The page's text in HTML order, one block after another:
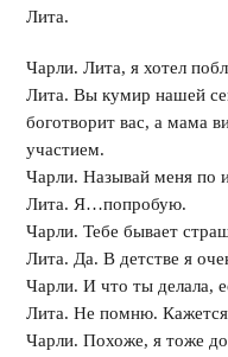
Лита.
Чарли. Лита, я хотел
Лита. Вы кумир нашей
боготворит вас, а мама
участием.
Чарли. Называй меня по
Лита. Я…попробую.
Чарли. Тебе бывает
Лита. Да. В детстве я
Чарли. И что ты делала,
Лита. Не помню.
Чарли. Похоже, я тоже